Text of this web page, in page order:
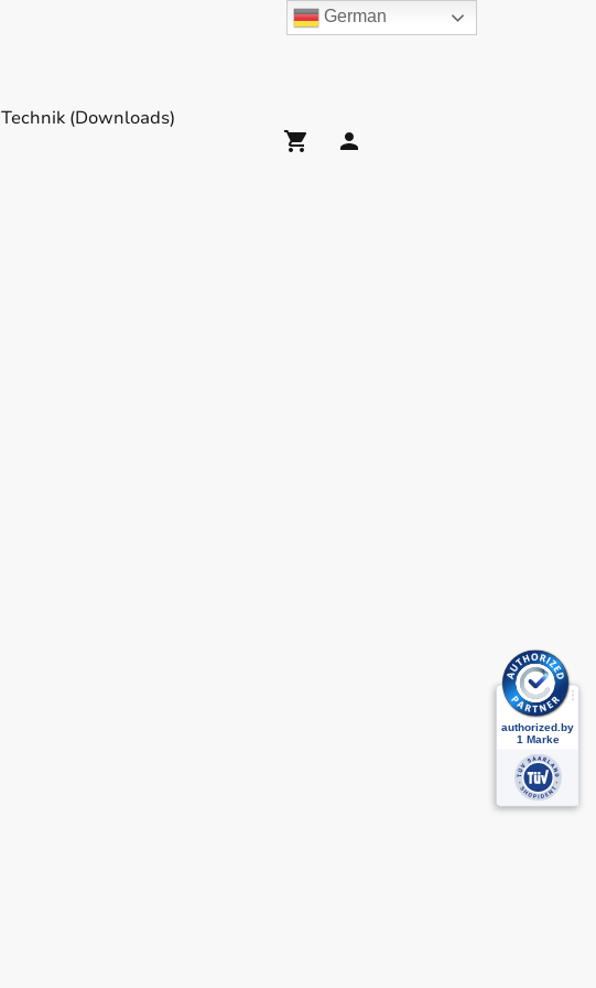
Technik (Downloads)
German